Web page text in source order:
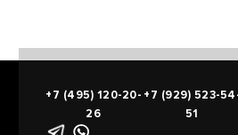
+7 (495) 120-20-
26
+7 (929) 523-
51